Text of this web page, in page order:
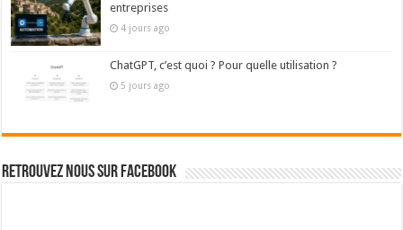
entreprises
4 jours ago
ChatGPT, c’est quoi ? Pour quelle utilisation ?
5 jours ago
Retrouvez nous sur Facebook